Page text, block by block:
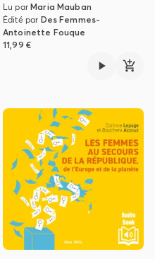
Lu parMaria Mauban
Édité par Des Femmes-
Antoinette Fouque
11,99 €